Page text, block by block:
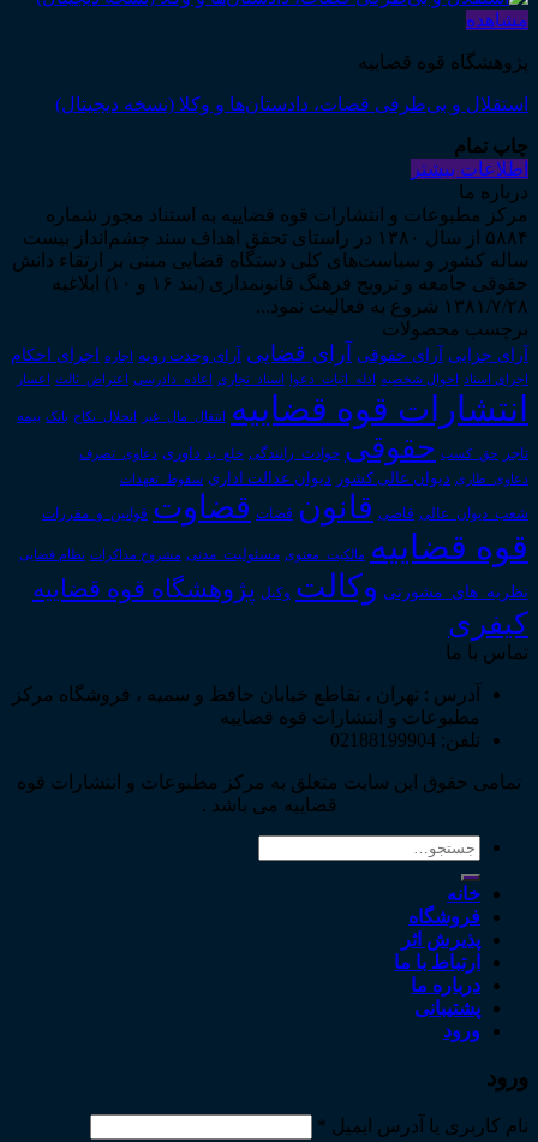
مشاهده
پژوهشگاه قوه قضاییه
استقلال و بی‌طرفی قضات، دادستان‌ها و وکلا (نسخه دیجیتال)
چاپ تمام
اطلاعات بیشتر
درباره ما
مرکز مطبوعات و انتشارات قوه قضاییه به استناد مجوز شماره
۵۸۸۴ از سال ۱۳۸۰ در راستای تحقق اهداف سند چشم‌انداز بیست
ساله کشور و سیاست‌های کلی دستگاه قضایی مبنی بر ارتقاء دانش
حقوقی جامعه و ترویج فرهنگ قانونمداری (بند ۱۶ و ۱۰) ابلاغیه
۱۳۸۱/۷/۲۸ شروع به فعالیت نمود...
برچسب محصولات
آرای جزایی آرای حقوقی آرای قضایی آرای وحدت رویه اجاره اجرای احکام
اجرای اسناد احوال شخصیه ادله_اثبات_دعوا اسناد_تجاری اعاده_دادرسی اعتراض_ثالث اعسار
انتشارات قوه قضاییه انتقال_مال_غیر انحلال_نکاح بانک بیمه
تاجر حق_کسب حقوقی حوادث_رانندگی خلع_ید داوری دعاوی_تصرف
دعاوی_طاری دیوان عالی کشور دیوان عدالت اداری سقوط_تعهدات
شعب_دیوان_عالی قاضی قانون قضات قضاوت قوانین_و_مقررات
قوه قضاییه مالکیت_معنوی مسئولیت_مدنی مشروح مذاکرات نظام قضایی
نظریه_های_مشورتی وکالت وکیل پژوهشگاه قوه قضاییه
کیفری
تماس با ما
آدرس : تهران ، تقاطع خیابان حافظ و سمیه ، فروشگاه مرکز
مطبوعات و انتشارات قوه قضاییه
تلفن: 02188199904
تمامی حقوق این سایت متعلق به مرکز مطبوعات و انتشارات قوه
قضاییه می باشد .
جستجو
خانه
فروشگاه
پذیرش اثر
ارتباط با ما
درباره ما
پشتیبانی
ورود
ورود
نام کاربری یا آدرس ایمیل *